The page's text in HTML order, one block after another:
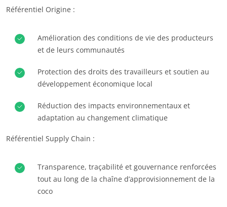
Carrières
Pérou (espagnol)
Europe
Allemagne (allemand)
Espagne (espagnol)
France (français)
Italie (italien)
Portugal (portugais)
Serbie (serbe)
Suisse (allemand)
Référentiel Origine :
Amélioration des conditions de vie des producteurs
et de leurs communautés
Protection des droits des travailleurs et soutien au
développement économique local
Réduction des impacts environnementaux et
adaptation au changement climatique
Référentiel Supply Chain :
Transparence, traçabilité et gouvernance renforcées
tout au long de la chaîne d’approvisionnement de la
coco